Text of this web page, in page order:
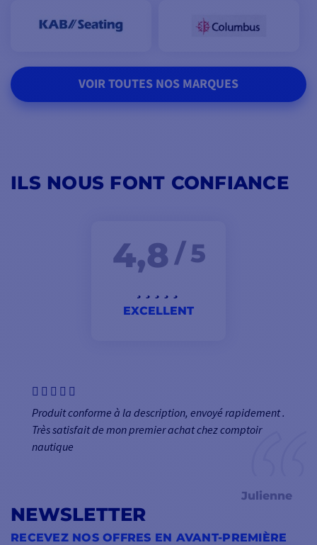
VOIR TOUTES NOS MARQUES
ILS NOUS FONT CONFIANCE
4,8 / 5
EXCELLENT
Produit conforme à la description, envoyé rapidement .
Très satisfait de mon premier achat chez comptoir
nautique
Julienne
NEWSLETTER
RECEVEZ NOS OFFRES EN AVANT-PREMIÈRE